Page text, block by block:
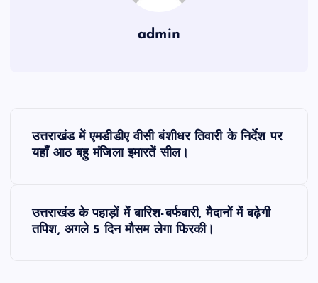
admin
उत्तराखंड में एमडीडीए वीसी बंशीधर तिवारी के निर्देश पर
यहाँ आठ बहु मंजिला इमारतें सील।
उत्तराखंड के पहाड़ों में बारिश-बर्फबारी, मैदानों में बढ़ेगी
तपिश, अगले 5 दिन मौसम लेगा फिरकी।